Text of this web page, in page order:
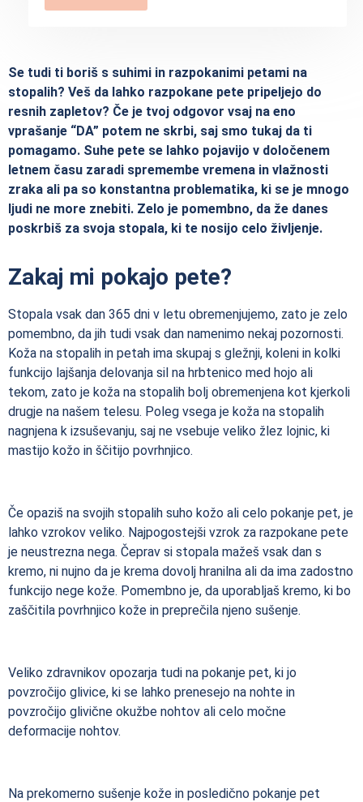
Se tudi ti boriš s suhimi in razpokanimi petami na
stopalih? Veš da lahko razpokane pete pripeljejo do
resnih zapletov? Če je tvoj odgovor vsaj na eno
vprašanje “DA” potem ne skrbi, saj smo tukaj da ti
pomagamo. Suhe pete se lahko pojavijo v določenem
letnem času zaradi spremembe vremena in vlažnosti
zraka ali pa so konstantna problematika, ki se je mnogo
ljudi ne more znebiti. Zelo je pomembno, da že danes
poskrbiš za svoja stopala, ki te nosijo celo življenje.
Zakaj mi pokajo pete?
Stopala vsak dan 365 dni v letu obremenjujemo, zato je zelo
pomembno, da jih tudi vsak dan namenimo nekaj pozornosti.
Koža na stopalih in petah ima skupaj s gležnji, koleni in kolki
funkcijo lajšanja delovanja sil na hrbtenico med hojo ali
tekom, zato je koža na stopalih bolj obremenjena kot kjerkoli
drugje na našem telesu. Poleg vsega je koža na stopalih
nagnjena k izsuševanju, saj ne vsebuje veliko žlez lojnic, ki
mastijo kožo in ščitijo povrhnjico.
Če opaziš na svojih stopalih suho kožo ali celo pokanje pet, je
lahko vzrokov veliko. Najpogostejši vzrok za razpokane pete
je neustrezna nega. Čeprav si stopala mažeš vsak dan s
kremo, ni nujno da je krema dovolj hranilna ali da ima zadostno
funkcijo nege kože. Pomembno je, da uporabljaš kremo, ki bo
zaščitila povrhnjico kože in preprečila njeno sušenje.
Veliko zdravnikov opozarja tudi na pokanje pet, ki jo
povzročijo glivice, ki se lahko prenesejo na nohte in
povzročijo glivične okužbe nohtov ali celo močne
deformacije nohtov.
Na prekomerno sušenje kože in posledično pokanje pet